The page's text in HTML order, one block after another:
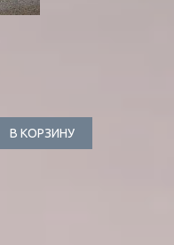
В КОРЗИНУ